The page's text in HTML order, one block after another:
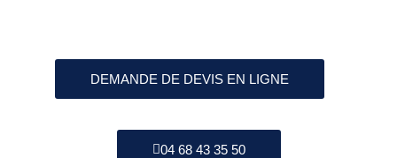
DEMANDE DE DEVIS EN LIGNE
04 68 43 35 50